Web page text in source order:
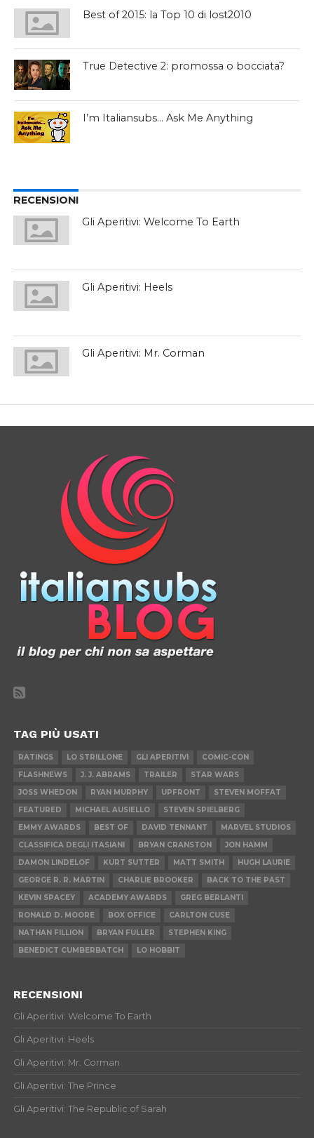
Best of 2015: la Top 10 di lost2010
True Detective 2: promossa o bocciata?
I’m Italiansubs… Ask Me Anything
RECENSIONI
Gli Aperitivi: Welcome To Earth
Gli Aperitivi: Heels
Gli Aperitivi: Mr. Corman
TAG PIÙ USATI
RATINGS LO STRILLONE GLI APERITIVI
COMIC-CON
FLASHNEWS
J. J. ABRAMS TRAILER
STAR WARS
JOSS WHEDON
RYAN MURPHY UPFRONT
STEVEN MOFFAT
FEATURED
MICHAEL AUSIELLO
STEVEN SPIELBERG
EMMY AWARDS
BEST OF DAVID TENNANT
MARVEL STUDIOS
CLASSIFICA DEGLI ITASIANI
BRYAN CRANSTON
JON HAMM
DAMON LINDELOF
KURT SUTTER MATT SMITH
HUGH LAURIE
GEORGE R. R. MARTIN
CHARLIE BROOKER
BACK TO THE PAST
KEVIN SPACEY
ACADEMY AWARDS
GREG BERLANTI
RONALD D. MOORE
BOX OFFICE
CARLTON CUSE
NATHAN FILLION
BRYAN FULLER
STEPHEN KING
BENEDICT CUMBERBATCH
LO HOBBIT
RECENSIONI
Gli Aperitivi: Welcome To Earth
Gli Aperitivi: Heels
Gli Aperitivi: Mr. Corman
Gli Aperitivi: The Prince
Gli Aperitivi: The Republic of Sarah